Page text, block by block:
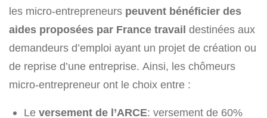
les micro-entrepreneurs peuvent bénéficier des
aides proposées par France travail destinées aux
demandeurs d’emploi ayant un projet de création ou
de reprise d’une entreprise. Ainsi, les chômeurs
micro-entrepreneur ont le choix entre :
Le versement de l’ARCE: versement de 60%